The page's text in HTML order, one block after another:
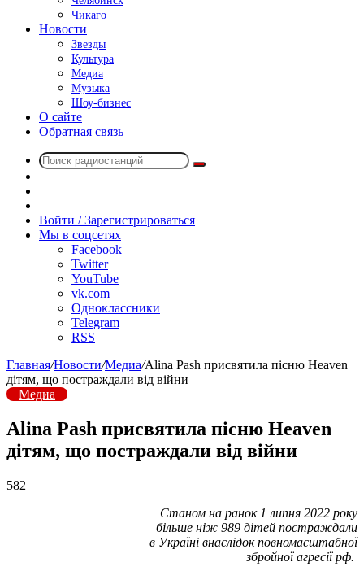
Чикаго
Новости
Звезды
Культура
Медиа
Музыка
Шоу-бизнес
О сайте
Обратная связь
Поиск
радио
Войти / Зарегистрироваться
Мы в соцсетях
Facebook
Twitter
YouTube
vk.com
Одноклассники
Telegram
RSS
Главная/Новости/Медиа/Alina Pash присвятила пісню Heaven
дітям, що постраждали від війни
Медиа
Alina Pash присвятила пісню Heaven
дітям, що постраждали від війни
582
Станом на ранок 1 липня 2022 року
більше ніж 989 дітей постраждали
в Україні внаслідок повномасштабної
збройної агресії рф.